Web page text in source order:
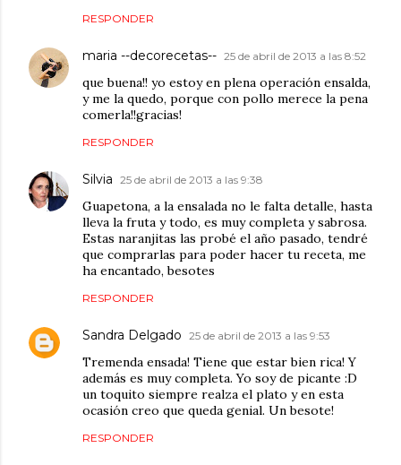
RESPONDER
maria --decorecetas-- 25 de abril de 2013 a las 8:52
que buena!! yo estoy en plena operación ensalda,
y me la quedo, porque con pollo merece la pena
comerla!!gracias!
RESPONDER
Silvia 25 de abril de 2013 a las 9:38
Guapetona, a la ensalada no le falta detalle, hasta
lleva la fruta y todo, es muy completa y sabrosa.
Estas naranjitas las probé el año pasado, tendré
que comprarlas para poder hacer tu receta, me
ha encantado, besotes
RESPONDER
Sandra Delgado 25 de abril de 2013 a las 9:53
Tremenda ensada! Tiene que estar bien rica! Y
además es muy completa. Yo soy de picante :D
un toquito siempre realza el plato y en esta
ocasión creo que queda genial. Un besote!
RESPONDER